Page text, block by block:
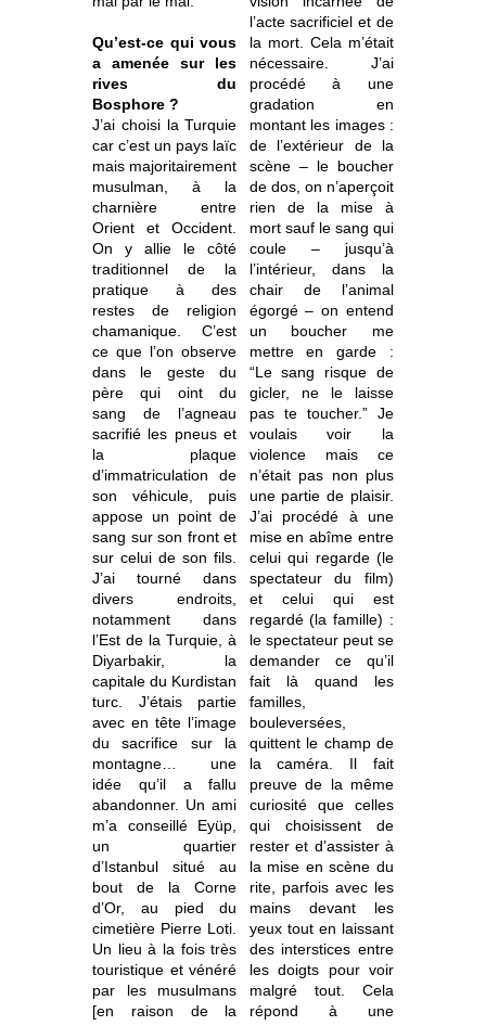
Qu’est-ce qui vous
a amenée sur les
rives du
Bosphore ?
J’ai choisi la Turquie
car c’est un pays laïc
mais majoritairement
musulman, à la
charnière entre
Orient et Occident.
On y allie le côté
traditionnel de la
pratique à des
restes de religion
chamanique. C’est
ce que l’on observe
dans le geste du
père qui oint du
sang de l’agneau
sacrifié les pneus et
la plaque
d’immatriculation de
son véhicule, puis
appose un point de
sang sur son front et
sur celui de son fils.
J’ai tourné dans
divers endroits,
notamment dans
l’Est de la Turquie, à
Diyarbakir, la
capitale du Kurdistan
turc. J’étais partie
avec en tête l’image
du sacrifice sur la
montagne… une
idée qu’il a fallu
abandonner. Un ami
m’a conseillé Eyüp,
un quartier
d’Istanbul situé au
bout de la Corne
d’Or, au pied du
cimetière Pierre Loti.
Un lieu à la fois très
touristique et vénéré
par les musulmans
[en raison de la
l’acte sacrificiel et de
la mort. Cela m’était
nécessaire. J’ai
procédé à une
gradation en
montant les images :
de l’extérieur de la
scène – le boucher
de dos, on n’aperçoit
rien de la mise à
mort sauf le sang qui
coule – jusqu’à
l’intérieur, dans la
chair de l’animal
égorgé – on entend
un boucher me
mettre en garde :
“Le sang risque de
gicler, ne le laisse
pas te toucher.” Je
voulais voir la
violence mais ce
n’était pas non plus
une partie de plaisir.
J’ai procédé à une
mise en abîme entre
celui qui regarde (le
spectateur du film)
et celui qui est
regardé (la famille) :
le spectateur peut se
demander ce qu’il
fait là quand les
familles,
bouleversées,
quittent le champ de
la caméra. Il fait
preuve de la même
curiosité que celles
qui choisissent de
rester et d’assister à
la mise en scène du
rite, parfois avec les
mains devant les
yeux tout en laissant
des interstices entre
les doigts pour voir
malgré tout. Cela
répond à une